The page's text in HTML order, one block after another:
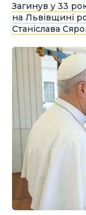
Загинув у 33
на Львівщині
Станіслава